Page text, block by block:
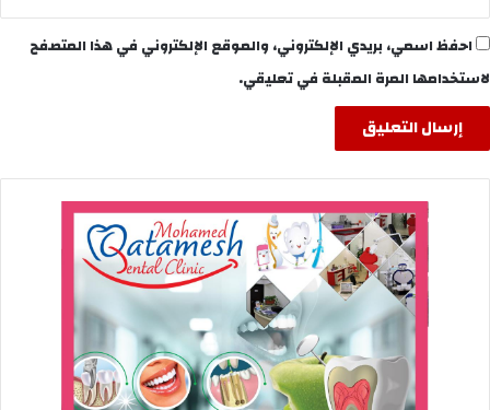
احفظ اسمي، بريدي الإلكتروني، والموقع الإلكتروني في هذا المتصفح
لاستخدامها المرة المقبلة في تعليقي.